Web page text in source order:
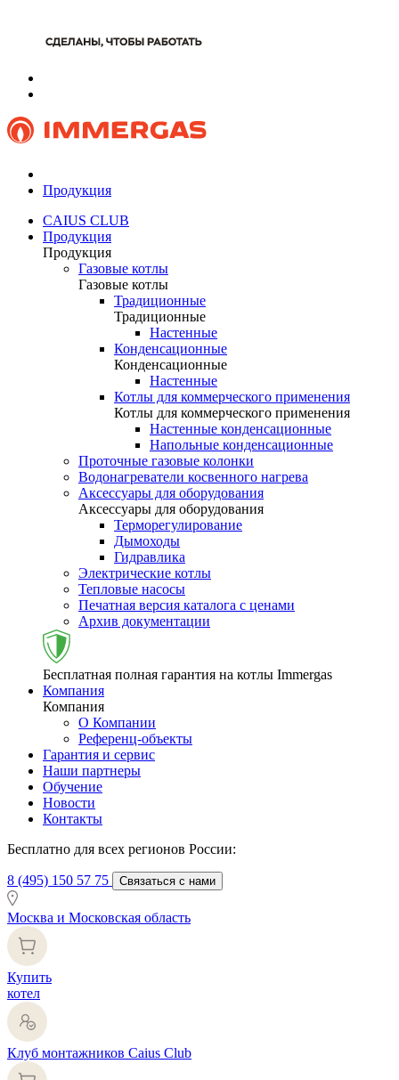
Продукция
CAIUS CLUB
Продукция
Продукция
Газовые котлы
Газовые котлы
Традиционные
Традиционные
Настенные
Конденсационные
Конденсационные
Настенные
Котлы для коммерческого применения
Котлы для коммерческого применения
Настенные конденсационные
Напольные конденсационные
Проточные газовые колонки
Водонагреватели косвенного нагрева
Аксессуары для оборудования
Аксессуары для оборудования
Терморегулирование
Дымоходы
Гидравлика
Электрические котлы
Тепловые насосы
Печатная версия каталога с ценами
Архив документации
Бесплатная полная гарантия на котлы Immergas
Компания
Компания
О Компании
Референц-объекты
Гарантия и сервис
Наши партнеры
Обучение
Новости
Контакты
Бесплатно для всех регионов России:
8 (495) 150 57 75 Связаться с нами
Москва и Московская область
Купить
котел
Клуб монтажников Caius Club